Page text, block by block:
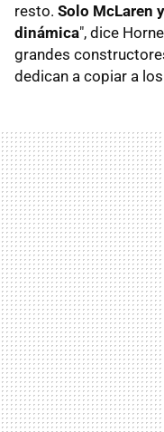
resto. Solo McLaren
dinámica", dice
grandes
dedican a copiar a